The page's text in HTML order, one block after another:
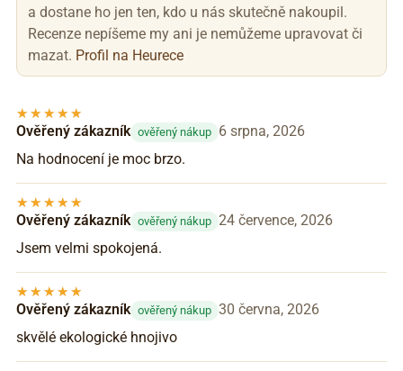
a dostane ho jen ten, kdo u nás skutečně nakoupil.
Recenze nepíšeme my ani je nemůžeme upravovat či
mazat. Profil na Heurece
Ověřený zákazník ověřený nákup 6 srpna, 2026
Na hodnocení je moc brzo.
Ověřený zákazník ověřený nákup 24 července, 2026
Jsem velmi spokojená.
Ověřený zákazník ověřený nákup 30 června, 2026
skvělé ekologické hnojivo